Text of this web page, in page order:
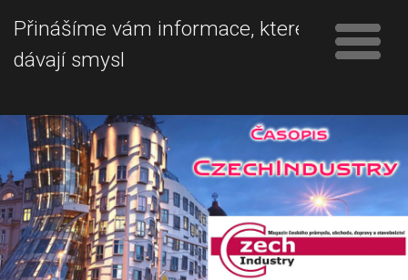
Přinášíme vám informace, které
dávají smysl